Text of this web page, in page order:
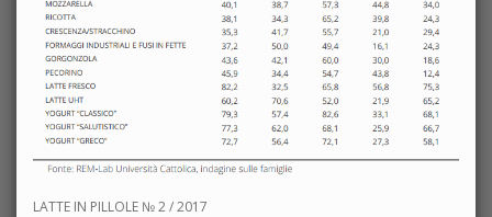
LATTE IN PILLOLE № 2 / 2017